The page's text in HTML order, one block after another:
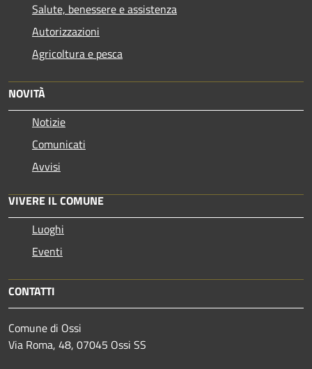
Salute, benessere e assistenza
Autorizzazioni
Agricoltura e pesca
NOVITÀ
Notizie
Comunicati
Avvisi
VIVERE IL COMUNE
Luoghi
Eventi
CONTATTI
Comune di Ossi
Via Roma, 48, 07045 Ossi SS